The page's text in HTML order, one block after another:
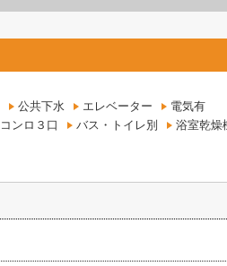
公共下水 エレベーター
電気有
コンロ３口 バス・トイレ別
浴室乾燥